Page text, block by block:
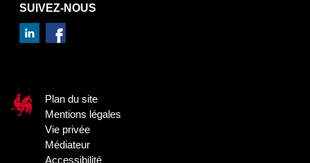
SUIVEZ-NOUS
Plan du site
Mentions légales
Vie privée
Médiateur
Accessibilité